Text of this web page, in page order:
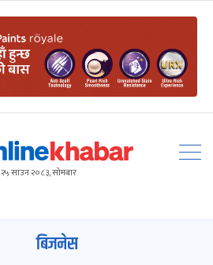
२५ साउन २०८३, सोमबार
बिजनेस